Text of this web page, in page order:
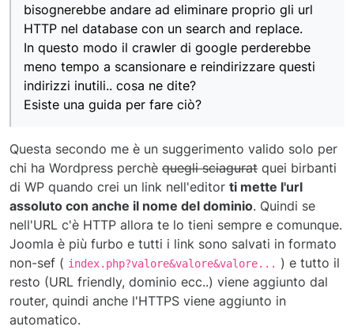
bisognerebbe andare ad eliminare proprio gli url
HTTP nel database con un search and replace.
In questo modo il crawler di google perderebbe
meno tempo a scansionare e reindirizzare questi
indirizzi inutili.. cosa ne dite?
Esiste una guida per fare ciò?
Questa secondo me è un suggerimento valido solo per
chi ha Wordpress perchè quegli sciagurat quei birbanti
di WP quando crei un link nell'editor ti mette l'url
assoluto con anche il nome del dominio. Quindi se
nell'URL c'è HTTP allora te lo tieni sempre e comunque.
Joomla è più furbo e tutti i link sono salvati in formato
non-sef ( index.php?valore&valore&valore... ) e tutto il
resto (URL friendly, dominio ecc..) viene aggiunto dal
router, quindi anche l'HTTPS viene aggiunto in
automatico.